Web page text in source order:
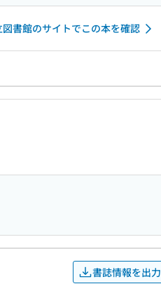
図書館のサイトでこの本を確認
書誌情報を出力